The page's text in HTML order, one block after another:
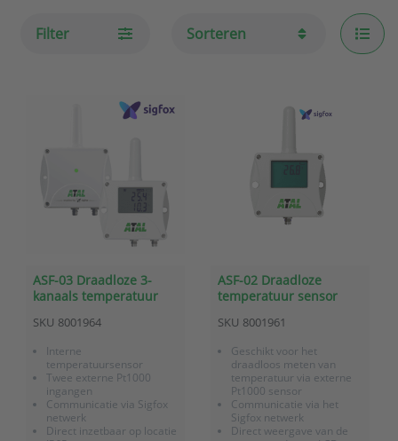
Filter Sorteren
ASF-03 Draadloze 3-
kanaals temperatuur
communicatie
SKU 8001964
Interne
temperatuursensor
Twee externe Pt1000
ingangen
Communicatie via Sigfox
netwerk
Direct inzetbaar op locatie
ASF-02 Draadloze
temperatuur sensor
batterij gevoed, met
Sigfox communicatie
SKU 8001961
Geschikt voor het
draadloos meten van
temperatuur via externe
Pt1000 sensor
Communicatie via het
Sigfox netwerk
Direct weergave van de